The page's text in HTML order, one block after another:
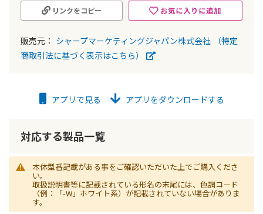
お気に入りに追加
リンクをコピー
販売元： シャープマーケティングジャパン株式会社
（特定
商取引法に基づく表示はこちら）
アプリで見る アプリをダウンロードする
対応する製品一覧
本体型番記載がある事をご確認いただいた上でご購入くださ
い。
取扱説明書等に記載されている形名の末尾には、色調コード
（例：「-W」ホワイト系）が記載されていない場合がありま
す。